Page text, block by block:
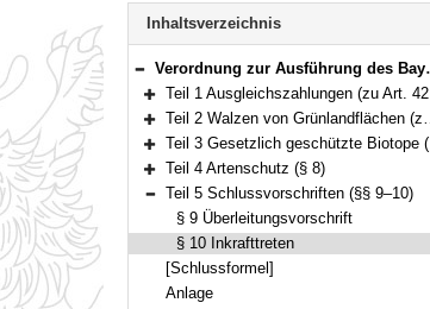
BAYERN.RECHT
letzten
Navigation
Inhaltsverzeichnis
Bereich reduzieren
Verordnung zur Ausführung des Bayerischen Naturschutzgesetzes (AVBayNatSchG) Vom 18. Juli 2000 (GVBl. S. 495) BayRS 791-1-13-U (§§ 1–10)
Bereich erweitern
Teil 1 Ausgleichszahlungen (zu Art. 42 Abs. 2 BayNatSchG) (§§ 1–4)
Bereich erweitern
Teil 2 Walzen von Grünlandflächen (zu Art. 3 Abs. 4 Nr. 7 BayNatSchG) (§ 5)
Bereich erweitern
Teil 3 Gesetzlich geschützte Biotope (zu Art. 23 Abs. 1 Satz 1 Nr. 6 und 7 BayNatSchG) (§§ 6–7)
Bereich erweitern
Teil 4 Artenschutz (§ 8)
Bereich reduzieren
Teil 5 Schlussvorschriften (§§ 9–10)
§ 9 Überleitungsvorschrift
§ 10 Inkrafttreten
[Schlussformel]
Anlage